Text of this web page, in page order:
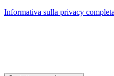
Informativa sulla privacy completa